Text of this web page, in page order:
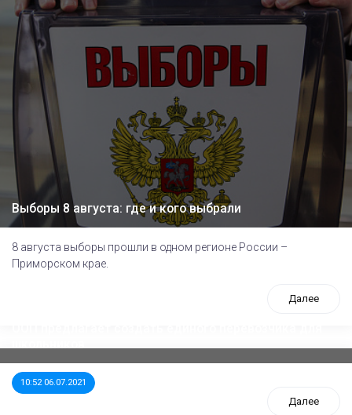
Выборы 8 августа: где и кого выбрали
8 августа выборы прошли в одном регионе России –
Приморском крае.
Далее
10:52 06.07.2021
Далее